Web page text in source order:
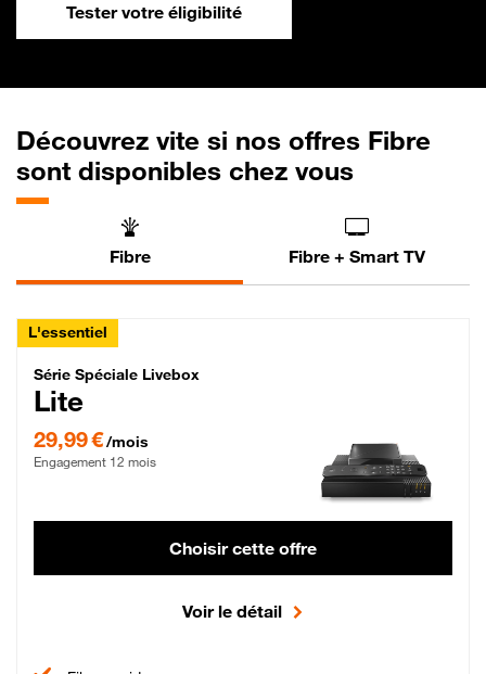
Tester votre éligibilité
Découvrez vite si nos offres Fibre
sont disponibles chez vous
Fibre Fibre + Smart TV
L'essentiel
Série Spéciale Livebox Lite Fibre
Série Spéciale Livebox
Lite
29,99 €/mois
Engagement 12 mois
Choisir cette offre
Voir le détail